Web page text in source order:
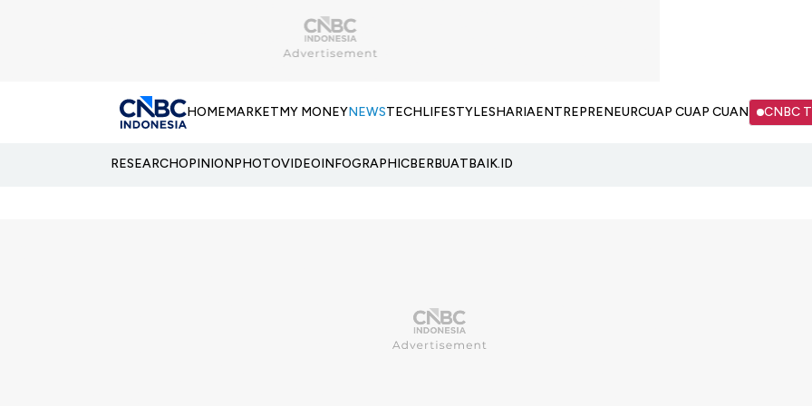
HOMEMARKETMY MONEYNEWSTECHLIFESTYLESHARIAENTREPRENEURCUAP CUAP CUAN CNBC
RESEARCHOPINIONPHOTOVIDEOINFOGRAPHICBERBUATBAIK.ID